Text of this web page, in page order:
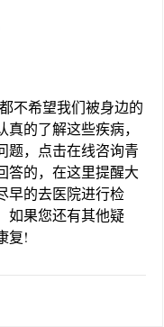
希望我们被身边的
的了解这些疾病，
题，点击在线咨询青
答的，在这里提醒大
早的去医院进行检
如果您还有其他疑
复!